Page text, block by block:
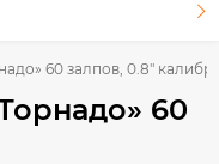
60 залпов, 0.8" калибр
60